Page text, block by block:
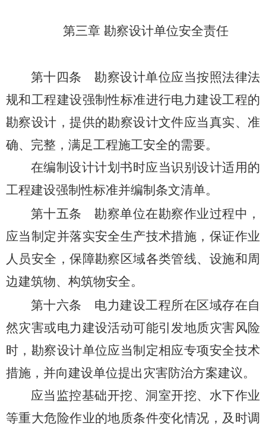
第三章 勘察设计单位安全责任
第十四条 勘察设计单位应当按照法律法
规和工程建设强制性标准进行电力建设工程的
勘察设计，提供的勘察设计文件应当真实、准
确、完整，满足工程施工安全的需要。
在编制设计计划书时应当识别设计适用的
工程建设强制性标准并编制条文清单。
第十五条 勘察单位在勘察作业过程中，
应当制定并落实安全生产技术措施，保证作业
人员安全，保障勘察区域各类管线、设施和周
边建筑物、构筑物安全。
第十六条 电力建设工程所在区域存在自
然灾害或电力建设活动可能引发地质灾害风险
时，勘察设计单位应当制定相应专项安全技术
措施，并向建设单位提出灾害防治方案建议。
应当监控基础开挖、洞室开挖、水下作业
等重大危险作业的地质条件变化情况，及时调